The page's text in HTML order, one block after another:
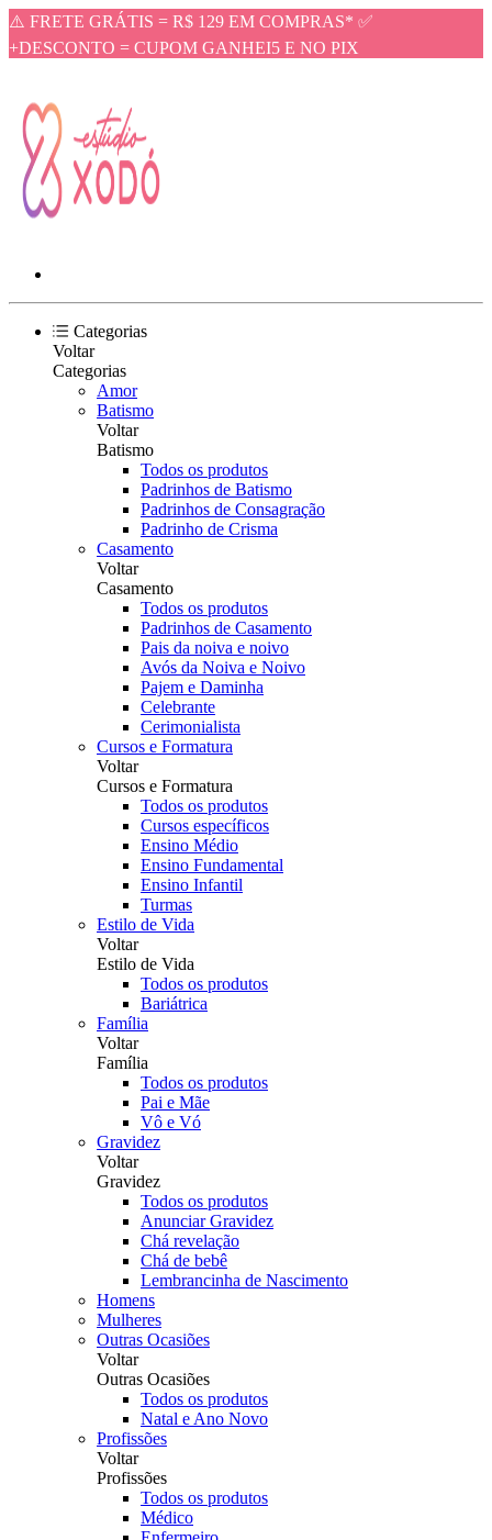
⚠️ FRETE GRÁTIS = R$ 129 EM COMPRAS* ✅
+DESCONTO = CUPOM GANHEI5 E NO PIX
Categorias
Voltar
Categorias
Amor
Batismo
Voltar
Batismo
Todos os produtos
Padrinhos de Batismo
Padrinhos de Consagração
Padrinho de Crisma
Casamento
Voltar
Casamento
Todos os produtos
Padrinhos de Casamento
Pais da noiva e noivo
Avós da Noiva e Noivo
Pajem e Daminha
Celebrante
Cerimonialista
Cursos e Formatura
Voltar
Cursos e Formatura
Todos os produtos
Cursos específicos
Ensino Médio
Ensino Fundamental
Ensino Infantil
Turmas
Estilo de Vida
Voltar
Estilo de Vida
Todos os produtos
Bariátrica
Família
Voltar
Família
Todos os produtos
Pai e Mãe
Vô e Vó
Gravidez
Voltar
Gravidez
Todos os produtos
Anunciar Gravidez
Chá revelação
Chá de bebê
Lembrancinha de Nascimento
Homens
Mulheres
Outras Ocasiões
Voltar
Outras Ocasiões
Todos os produtos
Natal e Ano Novo
Profissões
Voltar
Profissões
Todos os produtos
Médico